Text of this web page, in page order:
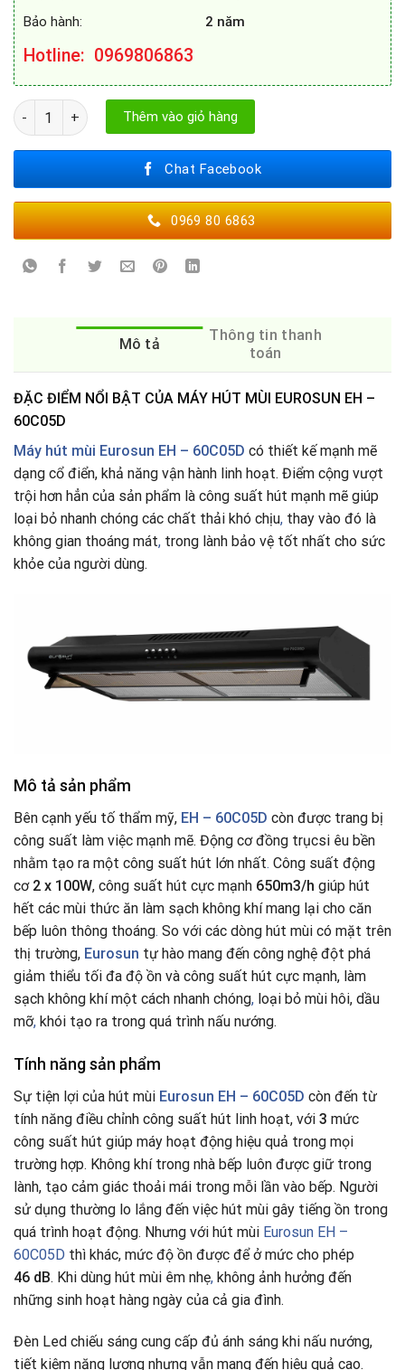
Bảo hành:
2 năm
Hotline: 0969806863
MÁY HÚT MÙI EUROSUN EH - 60C05D số lượng
Thêm vào giỏ hàng
Chat Facebook
0969 80 6863
Mô tả
Thông tin thanh
toán
ĐẶC ĐIỂM NỔI BẬT CỦA MÁY HÚT MÙI EUROSUN EH –
60C05D
Máy hút mùi Eurosun EH – 60C05D có thiết kế mạnh mẽ
dạng cổ điển, khả năng vận hành linh hoạt. Điểm cộng vượt
trội hơn hẳn của sản phẩm là công suất hút mạnh mẽ giúp
loại bỏ nhanh chóng các chất thải khó chịu, thay vào đó là
không gian thoáng mát, trong lành bảo vệ tốt nhất cho sức
khỏe của người dùng.
Mô tả sản phẩm
Bên cạnh yếu tố thẩm mỹ, EH – 60C05D còn được trang bị
công suất làm việc mạnh mẽ. Động cơ đồng trụcsi êu bền
nhằm tạo ra một công suất hút lớn nhất. Công suất động
cơ 2 x 100W, công suất hút cực mạnh 650m3/h giúp hút
hết các mùi thức ăn làm sạch không khí mang lại cho căn
bếp luôn thông thoáng. So với các dòng hút mùi có mặt trên
thị trường, Eurosun tự hào mang đến công nghệ đột phá
giảm thiểu tối đa độ ồn và công suất hút cực mạnh, làm
sạch không khí một cách nhanh chóng, loại bỏ mùi hôi, dầu
mỡ, khói tạo ra trong quá trình nấu nướng.
Tính năng sản phẩm
Sự tiện lợi của hút mùi Eurosun EH – 60C05D còn đến từ
tính năng điều chỉnh công suất hút linh hoạt, với 3 mức
công suất hút giúp máy hoạt động hiệu quả trong mọi
trường hợp. Không khí trong nhà bếp luôn được giữ trong
lành, tạo cảm giác thoải mái trong mỗi lần vào bếp. Người
sử dụng thường lo lắng đến việc hút mùi gây tiếng ồn trong
quá trình hoạt động. Nhưng với hút mùi Eurosun EH –
60C05D thì khác, mức độ ồn được để ở mức cho phép
46 dB. Khi dùng hút mùi êm nhẹ, không ảnh hưởng đến
những sinh hoạt hàng ngày của cả gia đình.
Đèn Led chiếu sáng cung cấp đủ ánh sáng khi nấu nướng,
tiết kiệm năng lượng nhưng vẫn mang đến hiệu quả cao.